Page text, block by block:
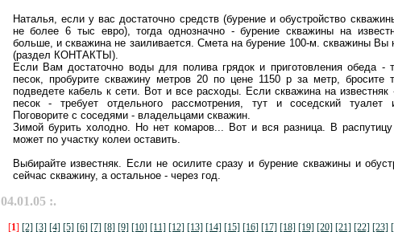
Наталья, если у вас достаточно средств (бурение и обустройство
не более 6 тыс евро), тогда однозначно - бурение скважины на
больше, и скважина не заиливается. Смета на бурение 100-м. скважины Вы
(раздел КОНТАКТЫ).
Если Вам достаточно воды для полива грядок и приготовления обеда -
песок, пробурите скважину метров 20 по цене 1150 р за метр,
подведете кабель к сети. Вот и все расходы. Если скважина на известняк
песок - требует отдельного рассмотрения, тут и соседский туалет
Поговорите с соседями - владельцами скважин.
Зимой бурить холодно. Но нет комаров... Вот и вся разница. В
может по участку колеи оставить.
Выбирайте известняк. Если не осилите сразу и бурение скважины и
сейчас скважину, а остальное - через год.
04.01.05 :.
[1] [2] [3] [4] [5] [6] [7] [8] [9] [10] [11] [12] [13] [14] [15] [16] [17] [18] [19] [20] [21] [22] [23]